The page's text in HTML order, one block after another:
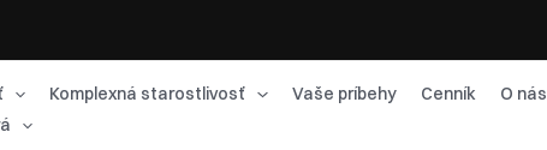
Komplexná starostlivosť Vaše príbehy Cenník
O nás